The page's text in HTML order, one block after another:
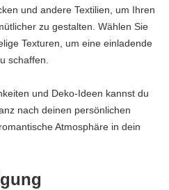
und andere Textilien, um Ihren
zu gestalten. Wählen Sie
Texturen, um eine einladende
schaffen.
und Deko-Ideen kannst du
nach deinen persönlichen
Atmosphäre in dein